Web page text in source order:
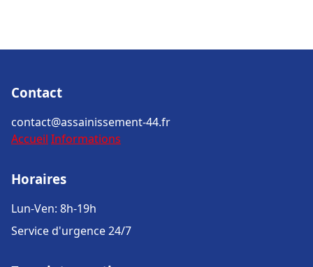
Contact
contact@assainissement-44.fr
Accueil Informations
Horaires
Lun-Ven: 8h-19h
Service d'urgence 24/7